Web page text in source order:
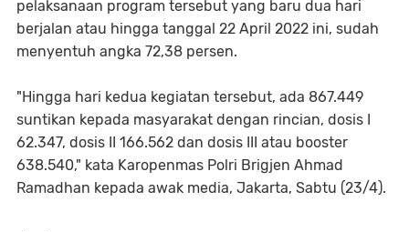
pelaksanaan program tersebut yang baru dua hari
berjalan atau hingga tanggal 22 April 2022 ini, sudah
menyentuh angka 72,38 persen.
"Hingga hari kedua kegiatan tersebut, ada 867.449
suntikan kepada masyarakat dengan rincian, dosis I
62.347, dosis II 166.562 dan dosis III atau booster
638.540," kata Karopenmas Polri Brigjen Ahmad
Ramadhan kepada awak media, Jakarta, Sabtu (23/4).